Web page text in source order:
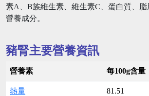
素A、B族維生素、維生素C、蛋白質、
營養成分。
豬腎主要營養資訊
營養素 每100g含量
熱量 81.51